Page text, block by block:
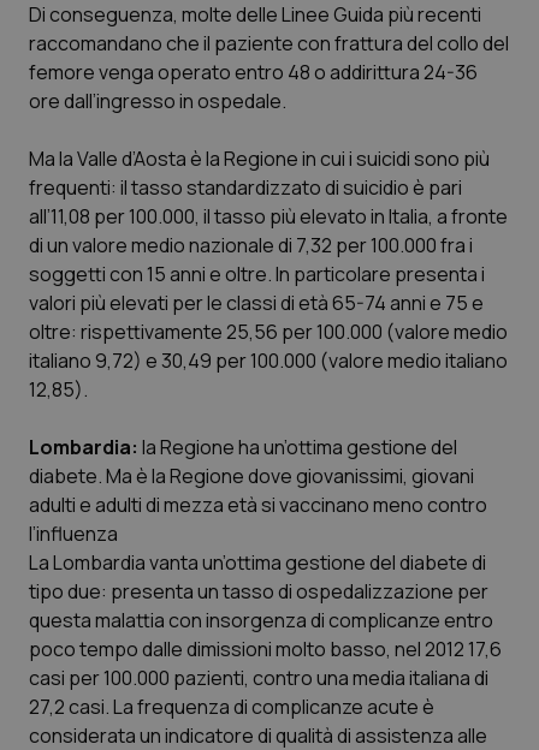
Molise
Piemonte
Provincia Autonoma di Bolzano
Provincia Autonoma di Trento
Puglia
Sardegna
Sicilia
Toscana
Umbria
Valle D’Aosta
Veneto
Epatiti
HIV
Infezioni & Febbre
Ipertensione & Scompenso
Malattie rare
Malattia di Crohn & Rettocolite Ulcerosa
Neuroscienze & patologie neurodegenerative
Obesità
Oftalmologia
Oncodermatologia
Oncoematologia
Oncologia & Nutrizione
Di conseguenza, molte delle Linee Guida più recenti
raccomandano che il paziente con frattura del collo del
femore venga operato entro 48 o addirittura 24-36
ore dall’ingresso in ospedale.
Ma la Valle d’Aosta è la Regione in cui i suicidi sono più
frequenti: il tasso standardizzato di suicidio è pari
all’11,08 per 100.000, il tasso più elevato in Italia, a fronte
di un valore medio nazionale di 7,32 per 100.000 fra i
soggetti con 15 anni e oltre. In particolare presenta i
valori più elevati per le classi di età 65-74 anni e 75 e
oltre: rispettivamente 25,56 per 100.000 (valore medio
italiano 9,72) e 30,49 per 100.000 (valore medio italiano
12,85).
Lombardia: la Regione ha un’ottima gestione del
diabete. Ma è la Regione dove giovanissimi, giovani
adulti e adulti di mezza età si vaccinano meno contro
l’influenza
La Lombardia vanta un’ottima gestione del diabete di
tipo due: presenta un tasso di ospedalizzazione per
questa malattia con insorgenza di complicanze entro
poco tempo dalle dimissioni molto basso, nel 2012 17,6
casi per 100.000 pazienti, contro una media italiana di
27,2 casi. La frequenza di complicanze acute è
considerata un indicatore di qualità di assistenza alle